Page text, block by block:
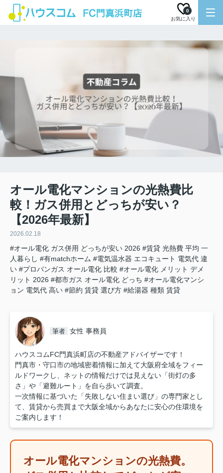
お気に入り
0
オール電化マンションの光熱費比
較！ガス併用とどっちが安い？
【2026年最新】
2026.02.18
#オール電化 ガス併用 どっちが安い 2026 #賃貸 光熱費 平均 一
人暮らし #有matchホーム #電気温水器 エコキュート 電気代 違
い #プロパンガス オール電化 比較 #オール電化 メリット デメ
リット 2026 #都市ガス オール電化 どっち #オール電化マンシ
ョン 電気代 高い #節約 賃貸 選び方 #給湯器 種類 賃貸
筆者 女性 事務員
ハウスコムFC門真浜町店の不動産アドバイザーです！
門真市・守口市の地域密着情報に加えて大阪府全域をフィー
ルドワークし、ネットの情報だけでは見えない「街灯の多
さ」や「避難ルート」を自ら歩いて調査。
一次情報に基づいた「失敗しない住まい選び」の専門家とし
て、賃貸から売買まで大阪全域からあなたに安心の住環境を
ご案内します！
オール電化マンションの光熱費。